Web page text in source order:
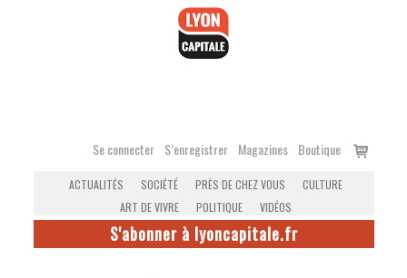
Se connecter S’enregistrer Magazines Boutique
Voir
ACTUALITÉS SOCIÉTÉ PRÈS DE CHEZ VOUS
CULTURE
ART DE VIVRE
POLITIQUE VIDÉOS
S'abonner à lyoncapitale.fr